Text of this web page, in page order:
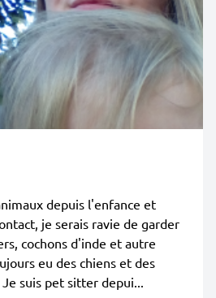
depuis l'enfance et
je serais ravie de garder
cochons d'inde et autre
eu des chiens et des
suis pet sitter depui...